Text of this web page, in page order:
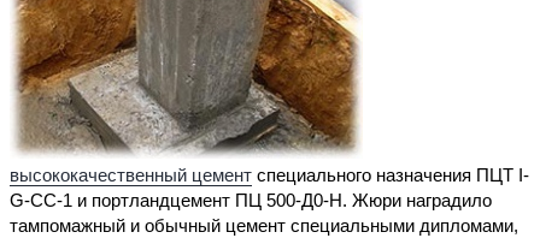
высококачественный цемент специального назначения ПЦТ I-
G-СС-1 и портландцемент ПЦ 500-Д0-Н. Жюри наградило
тампомажный и обычный цемент специальными дипломами,